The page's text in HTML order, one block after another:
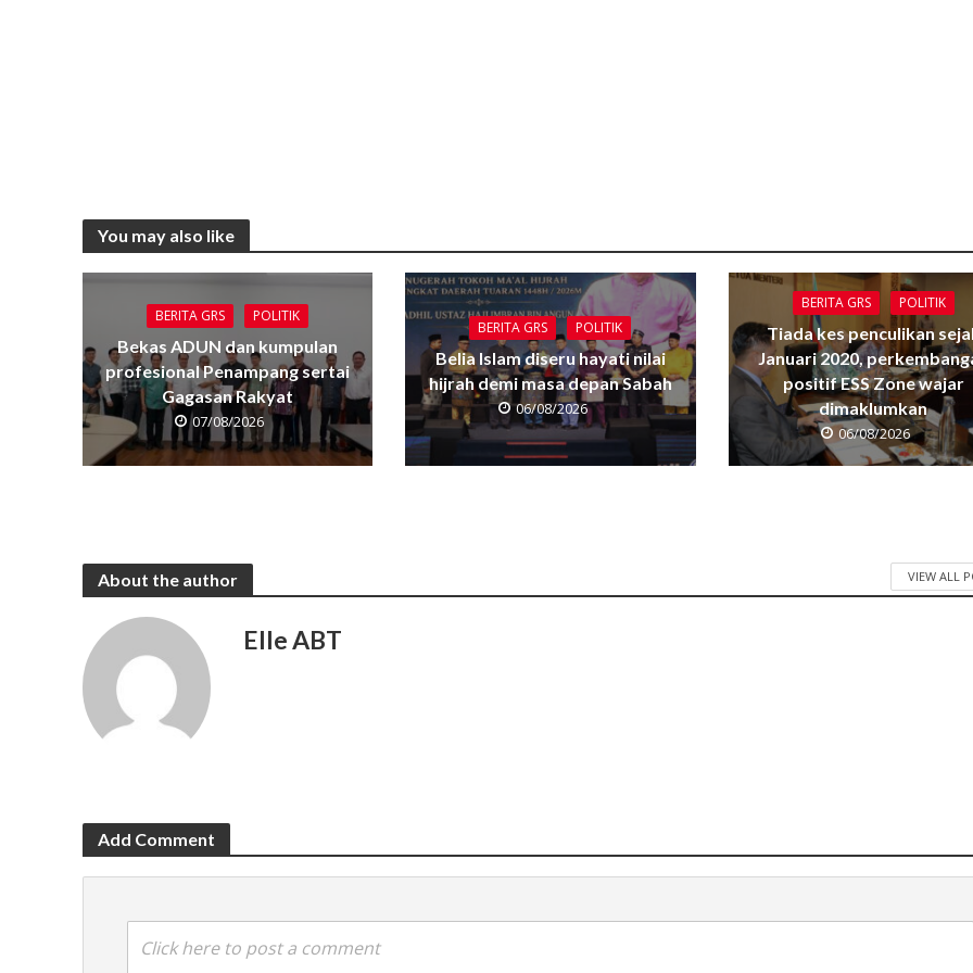
You may also like
BERITA GRS POLITIK
Bekas ADUN dan kumpulan
profesional Penampang sertai
Gagasan Rakyat
07/08/2026
BERITA GRS POLITIK
Belia Islam diseru hayati nilai
hijrah demi masa depan Sabah
06/08/2026
BERITA GRS POLITIK
Tiada kes penculikan
Januari 2020,
positif ESS Zone wajar
dimaklumkan
06/08/2026
About the author VIEW ALL
Elle ABT
Add Comment
Click here to post a comment